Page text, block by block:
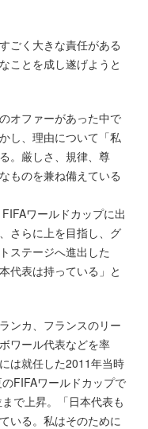
ごく大きな責任がある
ことを成し遂げようと
オファーがあった中で
し、理由について「私
。厳しさ、規律、尊
ものを兼ね備えている
ワールドカップに出
さらに上を目指し、グ
ステージへ進出した
代表は持っている」と
ンカ、フランスのリー
ワール代表などを率
は就任した2011年当時
FIFAワールドカップで
で上昇。「日本代表も
いる。私はそのために